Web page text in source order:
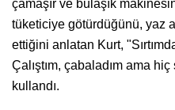
çamaşır ve bulaşık
tüketiciye götürdüğünü, yaz
ettiğini anlatan Kurt,
Çalıştım, çabaladım ama
kullandı.